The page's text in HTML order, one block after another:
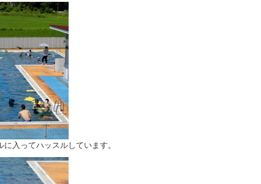
入ってハッスルしています。